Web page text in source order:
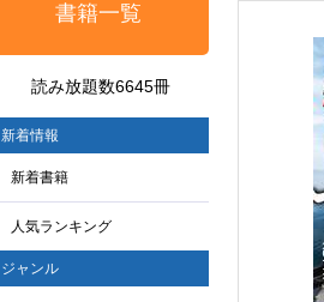
書籍一覧
読み放題数6645冊
新着情報
新着書籍
人気ランキング
ジャンル